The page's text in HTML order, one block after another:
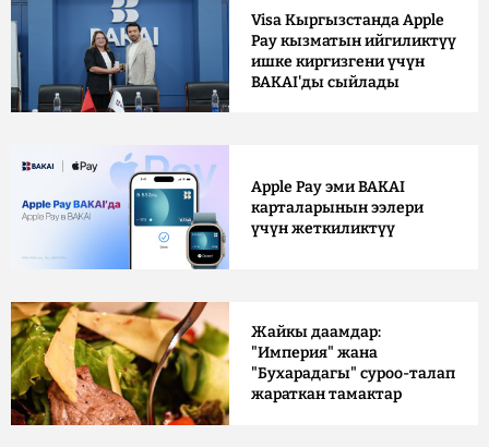
Visa Кыргызстанда Apple
Pay кызматын ийгиликтүү
ишке киргизгени үчүн
BAKAI'ды сыйлады
Apple Pay эми BAKAI
карталарынын ээлери
үчүн жеткиликтүү
Жайкы даамдар:
"Империя" жана
"Бухарадагы" суроо-талап
жараткан тамактар